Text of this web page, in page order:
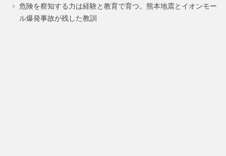
ジ
ジ
ジ
危険を察知する力は経験と教育で育つ。熊本地震とイオンモー
ル爆発事故が残した教訓